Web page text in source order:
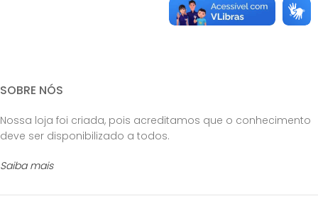
SOBRE NÓS
Nossa loja foi criada, pois acreditamos que o conhecimento
deve ser disponibilizado a todos.
Saiba mais